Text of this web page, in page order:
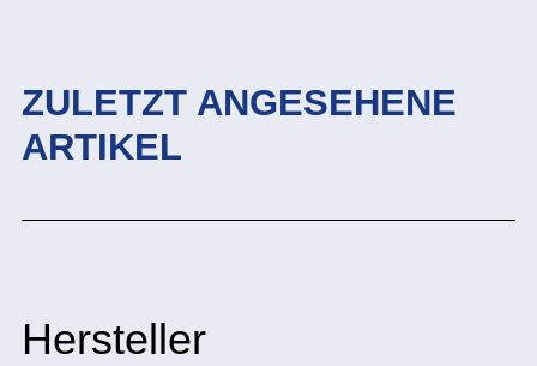
ZULETZT ANGESEHENE
ARTIKEL
Hersteller